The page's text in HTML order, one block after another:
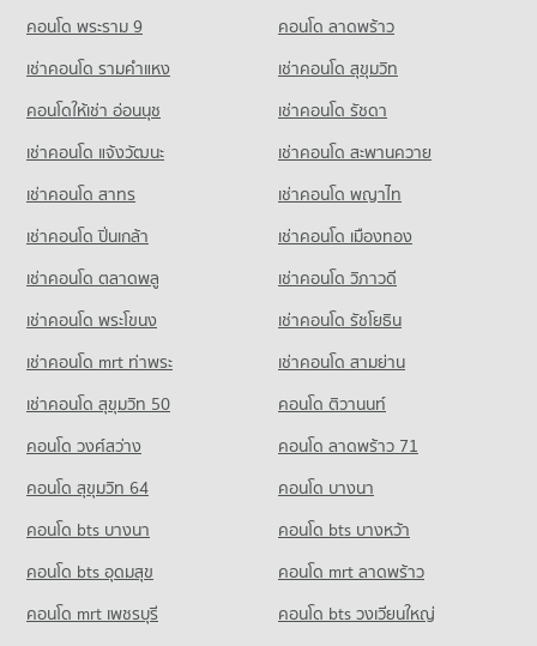
มีคอนโดขาย 1,269 ประกาศ
คอนโด เทสโก้โลตัส บางกรวย-ไทรน้อย
425 โครงการ
คอนโดให้เช่า เทสโก้โลตัส บางกรวย-ไทรน้อย
มีคอนโดให้เช่า 750 ประกาศ
ขายคอนโด เทสโก้โลตัส บางกรวย-ไทรน้อย
มีคอนโดขาย 1,871 ประกาศ
คอนโด พระราม 9
คอนโด ลาดพร้าว
เช่าคอนโด รามคําแหง
เช่าคอนโด สุขุมวิท
คอนโดให้เช่า อ่อนนุช
เช่าคอนโด รัชดา
เช่าคอนโด แจ้งวัฒนะ
เช่าคอนโด สะพานควาย
เช่าคอนโด สาทร
เช่าคอนโด พญาไท
เช่าคอนโด ปิ่นเกล้า
เช่าคอนโด เมืองทอง
เช่าคอนโด ตลาดพลู
เช่าคอนโด วิภาวดี
เช่าคอนโด พระโขนง
เช่าคอนโด รัชโยธิน
เช่าคอนโด mrt ท่าพระ
เช่าคอนโด สามย่าน
เช่าคอนโด สุขุมวิท 50
คอนโด ติวานนท์
คอนโด วงศ์สว่าง
คอนโด ลาดพร้าว 71
คอนโด สุขุมวิท 64
คอนโด บางนา
คอนโด bts บางนา
คอนโด bts บางหว้า
คอนโด bts อุดมสุข
คอนโด mrt ลาดพร้าว
คอนโด mrt เพชรบุรี
คอนโด bts วงเวียนใหญ่